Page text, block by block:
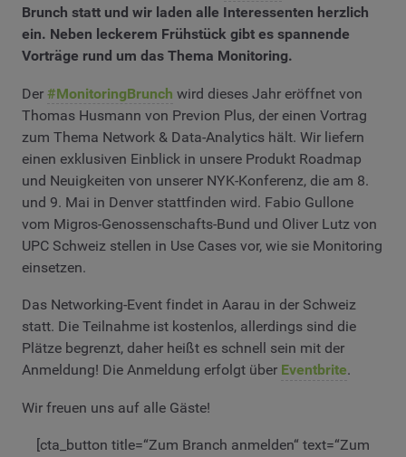
Brunch statt und wir laden alle Interessenten herzlich
ein. Neben leckerem Frühstück gibt es spannende
Vorträge rund um das Thema Monitoring.
Der #MonitoringBrunch wird dieses Jahr eröffnet von
Thomas Husmann von Previon Plus, der einen Vortrag
zum Thema Network & Data-Analytics hält. Wir liefern
einen exklusiven Einblick in unsere Produkt Roadmap
und Neuigkeiten von unserer NYK-Konferenz, die am 8.
und 9. Mai in Denver stattfinden wird. Fabio Gullone
vom Migros-Genossenschafts-Bund und Oliver Lutz von
UPC Schweiz stellen in Use Cases vor, wie sie Monitoring
einsetzen.
Das Networking-Event findet in Aarau in der Schweiz
statt. Die Teilnahme ist kostenlos, allerdings sind die
Plätze begrenzt, daher heißt es schnell sein mit der
Anmeldung! Die Anmeldung erfolgt über Eventbrite.
Wir freuen uns auf alle Gäste!
[cta_button title=“Zum Branch anmelden“ text=“Zum